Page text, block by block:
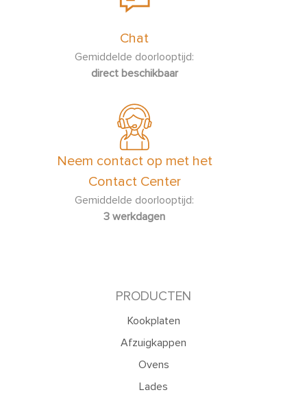
Chat
Gemiddelde doorlooptijd:
direct beschikbaar
Neem contact op met het
Contact Center
Gemiddelde doorlooptijd:
3 werkdagen
PRODUCTEN
Kookplaten
Afzuigkappen
Ovens
Lades